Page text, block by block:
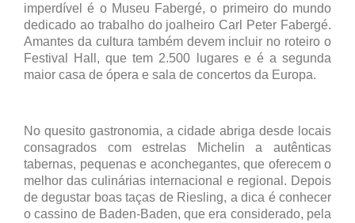
imperdível é o Museu Fabergé, o primeiro do mundo
dedicado ao trabalho do joalheiro Carl Peter Fabergé.
Amantes da cultura também devem incluir no roteiro o
Festival Hall, que tem 2.500 lugares e é a segunda
maior casa de ópera e sala de concertos da Europa.
No quesito gastronomia, a cidade abriga desde locais
consagrados com estrelas Michelin a autênticas
tabernas, pequenas e aconchegantes, que oferecem o
melhor das culinárias internacional e regional. Depois
de degustar boas taças de Riesling, a dica é conhecer
o cassino de Baden-Baden, que era considerado, pela